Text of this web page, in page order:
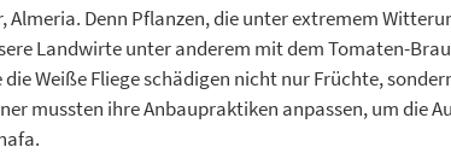
Denn Pflanzen, die unter extremem
Landwirte unter anderem mit dem Tomaten-
Weiße Fliege schädigen nicht nur Früchte,
mussten ihre Anbaupraktiken anpassen, um die